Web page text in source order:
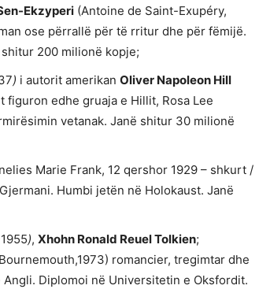
Ekzyperi (Antoine de Saint-Exupéry,
ose përrallë për të rritur dhe për fëmijë.
200 milionë kopje;
) i autorit amerikan Oliver Napoleon Hill
figuron edhe gruaja e Hillit, Rosa Lee
vetanak. Janë shitur 30 milionë
Marie Frank, 12 qershor 1929 – shkurt /
Humbi jetën në Holokaust. Janë
), Xhohn Ronald Reuel Tolkien;
romancier, tregimtar dhe
Diplomoi në Universitetin e Oksfordit.